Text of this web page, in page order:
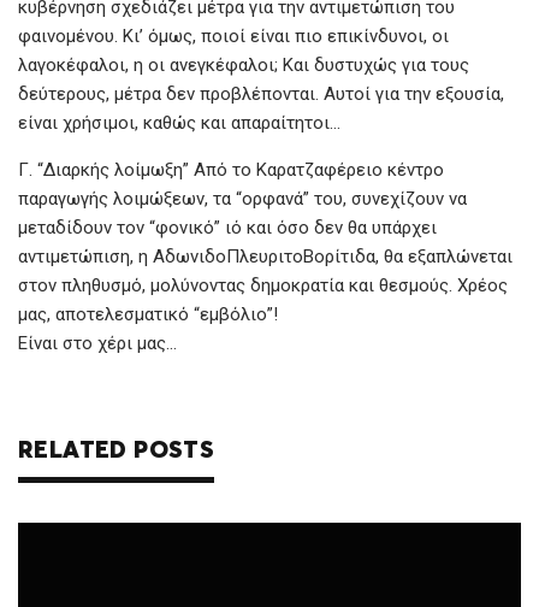
κυβέρνηση σχεδιάζει μέτρα για την αντιμετώπιση του
φαινομένου. Κι’ όμως, ποιοί είναι πιο επικίνδυνοι, οι
λαγοκέφαλοι, η οι ανεγκέφαλοι; Και δυστυχώς για τους
δεύτερους, μέτρα δεν προβλέπονται. Αυτοί για την εξουσία,
είναι χρήσιμοι, καθώς και απαραίτητοι…
Γ. “Διαρκής λοίμωξη” Από το Καρατζαφέρειο κέντρο
παραγωγής λοιμώξεων, τα “ορφανά” του, συνεχίζουν να
μεταδίδουν τον “φονικό” ιό και όσο δεν θα υπάρχει
αντιμετώπιση, η ΑδωνιδοΠλευριτοΒορίτιδα, θα εξαπλώνεται
στον πληθυσμό, μολύνοντας δημοκρατία και θεσμούς. Χρέος
μας, αποτελεσματικό “εμβόλιο”!
Είναι στο χέρι μας…
RELATED POSTS